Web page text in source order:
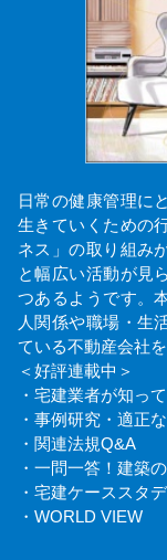
日常の健康管理に
生きていくための
ネス」の取り組み
と幅広い活動が見
つあるようです。
人関係や職場・生
ている不動産会社
＜好評連載中＞
・宅建業者が知っ
・事例研究・適正
・関連法規Q&A
・一問一答！建築
・宅建ケーススタ
・WORLD VIEW